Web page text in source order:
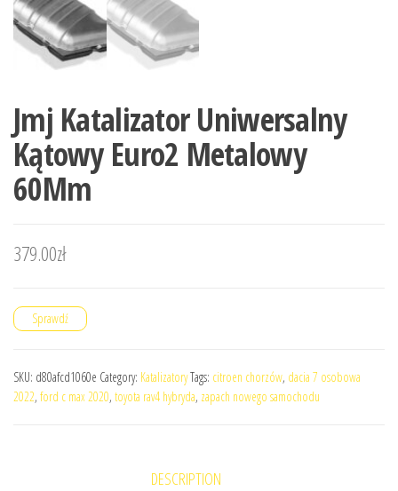
Jmj Katalizator Uniwersalny
Kątowy Euro2 Metalowy
60Mm
379.00zł
Sprawdź
SKU: d80afcd1060e Category: KatalizatoryTags: citroen chorzów, dacia 7 osobowa
2022, ford c max 2020, toyota rav4 hybryda, zapach nowego samochodu
DESCRIPTION